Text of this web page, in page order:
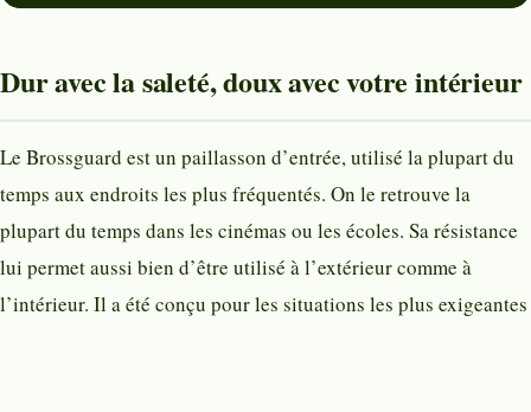
Dur avec la saleté, doux avec votre intérieur
Le Brossguard est un paillasson d’entrée, utilisé la plupart du
temps aux endroits les plus fréquentés. On le retrouve la
plupart du temps dans les cinémas ou les écoles. Sa résistance
lui permet aussi bien d’être utilisé à l’extérieur comme à
l’intérieur. Il a été conçu pour les situations les plus exigeantes